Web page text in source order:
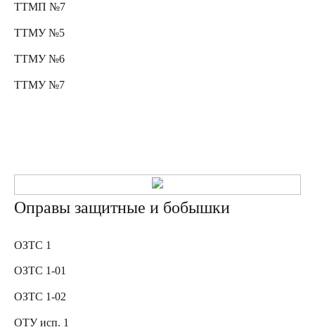
ТТМП №7
ТТМУ №5
ТТМУ №6
ТТМУ №7
Оправы защитные и бобышки
ОЗТС 1
ОЗТС 1-01
ОЗТС 1-02
ОТУ исп. 1